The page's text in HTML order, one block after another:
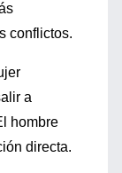
conflictos.
a
hombre
directa.